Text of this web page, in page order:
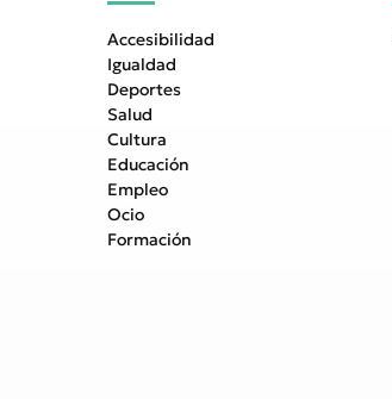
Accesibilidad
Igualdad
Deportes
Salud
Cultura
Educación
Empleo
Ocio
Formación